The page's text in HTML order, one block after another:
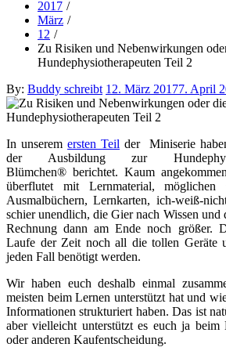
2017
März
12
Zu Risiken und Nebenwirkungen
Hundephysiotherapeuten Teil 2
By: Buddy schreibtPosted
on
12. März 20177. April
In unserem ersten Teil der Miniserie
der Ausbildung zur
Blümchen® berichtet. Kaum
überflutet mit Lernmaterial, möglichen
Ausmalbüchern, Lernkarten, ich-weiß-
schier unendlich, die Gier nach Wissen und
Rechnung dann am Ende noch größer.
Laufe der Zeit noch all die tollen Geräte
jeden Fall benötigt werden.
Wir haben euch deshalb einmal
meisten beim Lernen unterstützt hat und
Informationen strukturiert haben. Das ist
aber vielleicht unterstützt es euch ja
oder anderen Kaufentscheidung.